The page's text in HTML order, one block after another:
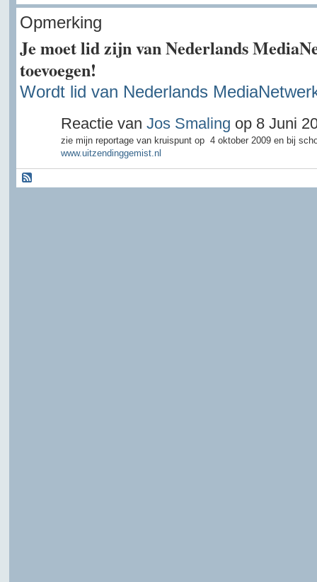
Opmerking
Je moet lid zijn van Nederlands
toevoegen!
Wordt lid van Nederlands
Reactie van Jos Smaling op 8 Juni
zie mijn reportage van kruispunt op 4 oktober 2009 en bij
www.uitzendinggemist.nl